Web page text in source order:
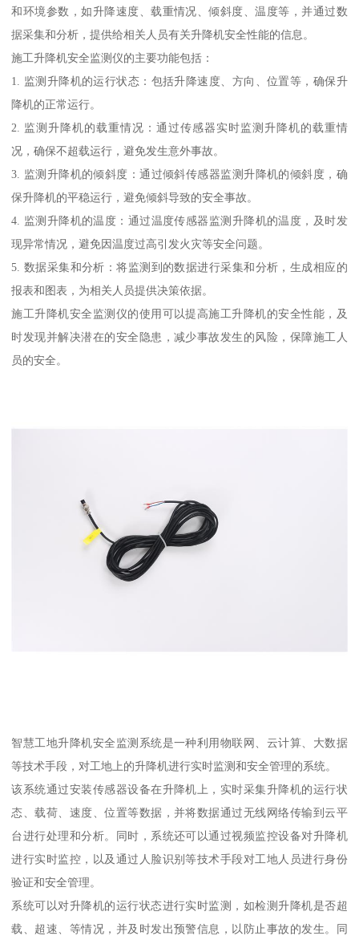
和环境参数，如升降速度、载重情况、倾斜度、温度等，并通过数
据采集和分析，提供给相关人员有关升降机安全性能的信息。
施工升降机安全监测仪的主要功能包括：
1. 监测升降机的运行状态：包括升降速度、方向、位置等，确保升
降机的正常运行。
2. 监测升降机的载重情况：通过传感器实时监测升降机的载重情
况，确保不超载运行，避免发生意外事故。
3. 监测升降机的倾斜度：通过倾斜传感器监测升降机的倾斜度，确
保升降机的平稳运行，避免倾斜导致的安全事故。
4. 监测升降机的温度：通过温度传感器监测升降机的温度，及时发
现异常情况，避免因温度过高引发火灾等安全问题。
5. 数据采集和分析：将监测到的数据进行采集和分析，生成相应的
报表和图表，为相关人员提供决策依据。
施工升降机安全监测仪的使用可以提高施工升降机的安全性能，及
时发现并解决潜在的安全隐患，减少事故发生的风险，保障施工人
员的安全。
智慧工地升降机安全监测系统是一种利用物联网、云计算、大数据
等技术手段，对工地上的升降机进行实时监测和安全管理的系统。
该系统通过安装传感器设备在升降机上，实时采集升降机的运行状
态、载荷、速度、位置等数据，并将数据通过无线网络传输到云平
台进行处理和分析。同时，系统还可以通过视频监控设备对升降机
进行实时监控，以及通过人脸识别等技术手段对工地人员进行身份
验证和安全管理。
系统可以对升降机的运行状态进行实时监测，如检测升降机是否超
载、超速、等情况，并及时发出预警信息，以防止事故的发生。同